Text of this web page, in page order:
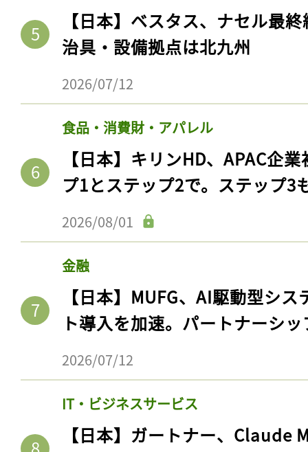
【日本】ベスタス、ナセル最
治具・設備拠点は北九州
2026/07/12
食品・消費財・アパレル
【日本】キリンHD、APAC企
プ1とステップ2で。ステップ3
2026/08/01
金融
【日本】MUFG、AI駆動型シ
ト導入を加速。パートナーシ
2026/07/12
IT・ビジネスサービス
【日本】ガートナー、Claude
会員登録